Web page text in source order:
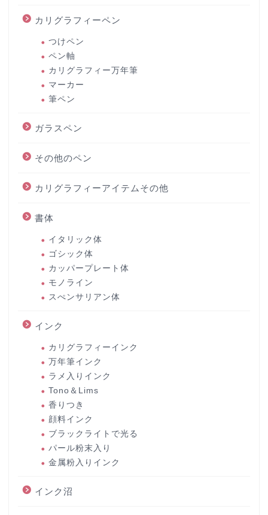
カリグラフィーペン
つけペン
ペン軸
カリグラフィー万年筆
マーカー
筆ペン
ガラスペン
その他のペン
カリグラフィーアイテムその他
書体
イタリック体
ゴシック体
カッパープレート体
モノライン
スぺンサリアン体
インク
カリグラフィーインク
万年筆インク
ラメ入りインク
Tono＆Lims
香りつき
顔料インク
ブラックライトで光る
パール粉末入り
金属粉入りインク
インク沼